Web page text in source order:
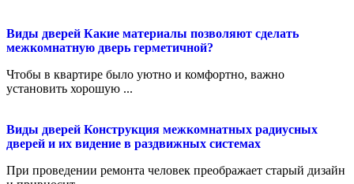
Виды дверей Какие материалы позволяют сделать
межкомнатную дверь герметичной?
Чтобы в квартире было уютно и комфортно, важно
установить хорошую ...
Виды дверей Конструкция межкомнатных радиусных
дверей и их видение в раздвижных системах
При проведении ремонта человек преображает старый дизайн